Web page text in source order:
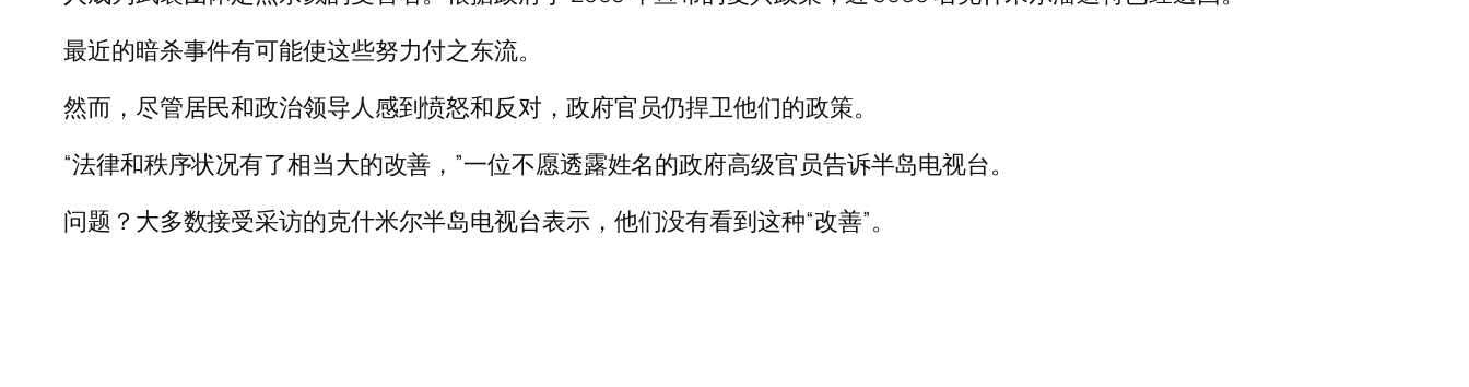
最近的暗杀事件有可能使这些努力付之东流。
然而，尽管居民和政治领导人感到愤怒和反对，政府官员仍捍卫他们的政策。
“法律和秩序状况有了相当大的改善，”一位不愿透露姓名的政府高级官员告诉半岛电视台。
问题？大多数接受采访的克什米尔半岛电视台表示，他们没有看到这种“改善”。